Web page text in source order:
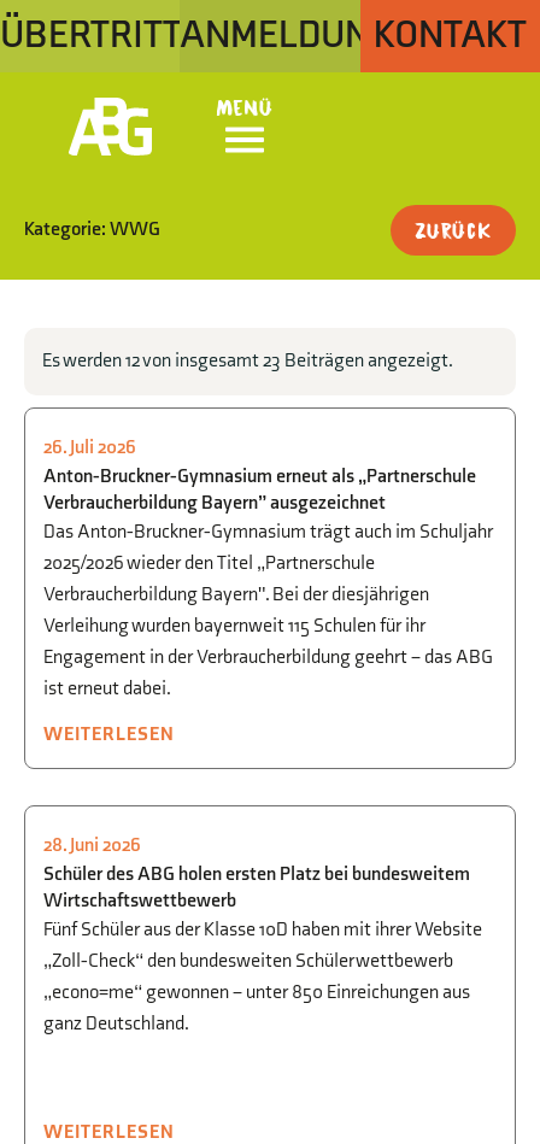
ÜBERTRITTANMELDUNGKONTAKT
Menü
Kategorie: WWG Zurück
Es werden 12 von insgesamt 23 Beiträgen angezeigt.
GESELLSCHAFTSWISSENSCHAFTEN
WIRTSCHAFT,WWG
26. Juli 2026
Anton-Bruckner-Gymnasium erneut als „Partnerschule
Verbraucherbildung Bayern” ausgezeichnet
Das Anton-Bruckner-Gymnasium trägt auch im Schuljahr
2025/2026 wieder den Titel „Partnerschule
Verbraucherbildung Bayern". Bei der diesjährigen
Verleihung wurden bayernweit 115 Schulen für ihr
Engagement in der Verbraucherbildung geehrt – das ABG
ist erneut dabei.
WEITERLESEN
WIRTSCHAFT
28. Juni 2026
Schüler des ABG holen ersten Platz bei bundesweitem
Wirtschaftswettbewerb
Fünf Schüler aus der Klasse 10D haben mit ihrer Website
„Zoll-Check“ den bundesweiten Schülerwettbewerb
„econo=me“ gewonnen – unter 850 Einreichungen aus
ganz Deutschland.
WEITERLESEN